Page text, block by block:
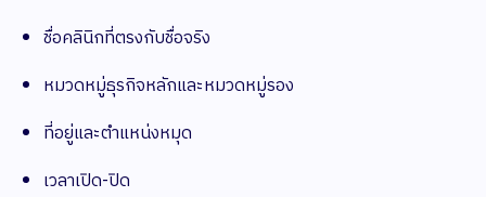
ชื่อคลินิกที่ตรงกับชื่อจริง
หมวดหมู่ธุรกิจหลักและหมวดหมู่รอง
ที่อยู่และตำแหน่งหมุด
เวลาเปิด-ปิด